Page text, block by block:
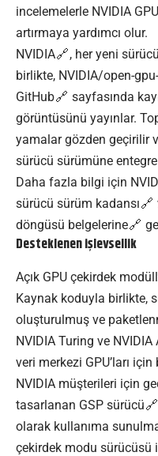
incelemelerle NVIDIA
artırmaya yardımcı olur.
NVIDIA
, her yeni
birlikte, NVIDIA/open-
GitHub
sayfasında
görüntüsünü yayınlar.
yamalar gözden geçirilir
sürücü sürümüne
Daha fazla bilgi için
sürücü sürüm kadansı
döngüsü belgelerine
Desteklenen işlevsellik
Açık GPU çekirdek
Kaynak koduyla birlikte,
oluşturulmuş ve
NVIDIA Turing ve
veri merkezi GPU’ları
NVIDIA müşterileri için
tasarlanan GSP sürücü
olarak kullanıma
çekirdek modu sürücüsü